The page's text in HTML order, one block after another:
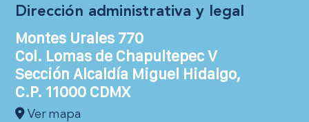
Dirección administrativa y legal
Montes Urales 770
Col. Lomas de Chapultepec V
Sección Alcaldía Miguel Hidalgo,
C.P. 11000 CDMX
Ver mapa